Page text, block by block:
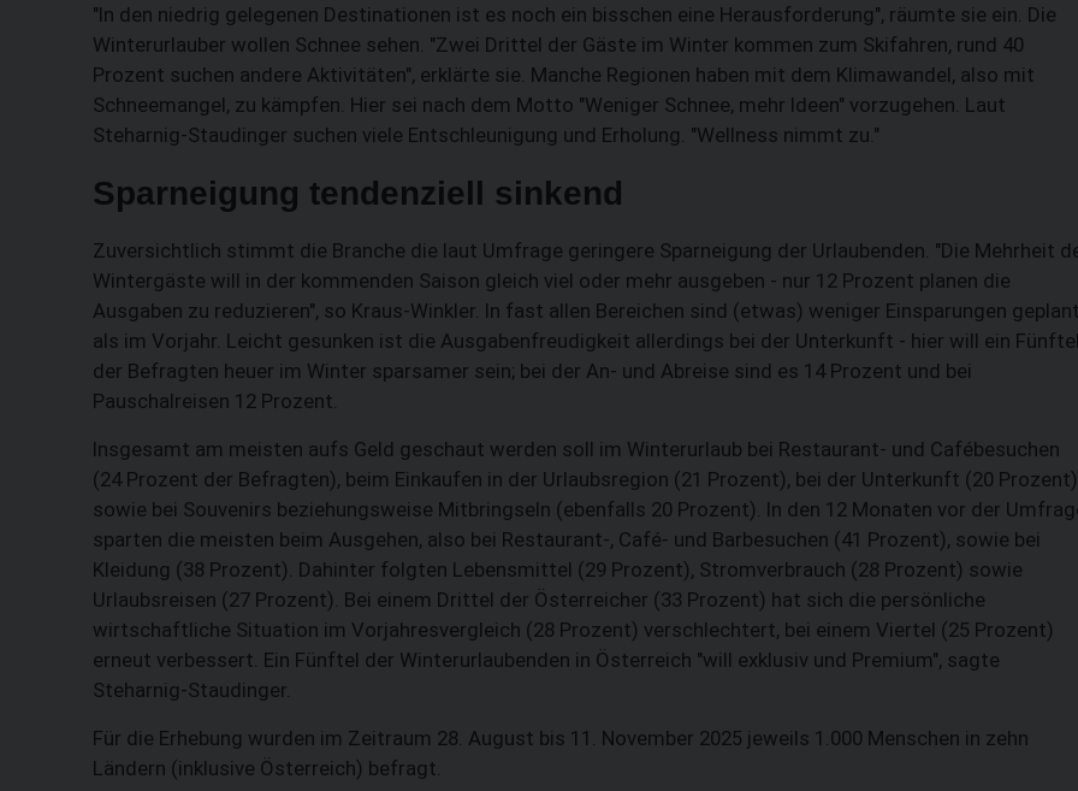
"In den niedrig gelegenen Destinationen ist es noch ein bisschen eine Herausforderung", räumte sie ein. Die
Winterurlauber wollen Schnee sehen. "Zwei Drittel der Gäste im Winter kommen zum Skifahren, rund 40
Prozent suchen andere Aktivitäten", erklärte sie. Manche Regionen haben mit dem Klimawandel, also mit
Schneemangel, zu kämpfen. Hier sei nach dem Motto "Weniger Schnee, mehr Ideen" vorzugehen. Laut
Steharnig-Staudinger suchen viele Entschleunigung und Erholung. "Wellness nimmt zu."
Sparneigung tendenziell sinkend
Zuversichtlich stimmt die Branche die laut Umfrage geringere Sparneigung der Urlaubenden. "Die Mehrheit
Wintergäste will in der kommenden Saison gleich viel oder mehr ausgeben - nur 12 Prozent planen die
Ausgaben zu reduzieren", so Kraus-Winkler. In fast allen Bereichen sind (etwas) weniger Einsparungen
als im Vorjahr. Leicht gesunken ist die Ausgabenfreudigkeit allerdings bei der Unterkunft - hier will ein
der Befragten heuer im Winter sparsamer sein; bei der An- und Abreise sind es 14 Prozent und bei
Pauschalreisen 12 Prozent.
Insgesamt am meisten aufs Geld geschaut werden soll im Winterurlaub bei Restaurant- und Cafébesuchen
(24 Prozent der Befragten), beim Einkaufen in der Urlaubsregion (21 Prozent), bei der Unterkunft (20 Prozent)
sowie bei Souvenirs beziehungsweise Mitbringseln (ebenfalls 20 Prozent). In den 12 Monaten vor der
sparten die meisten beim Ausgehen, also bei Restaurant-, Café- und Barbesuchen (41 Prozent), sowie bei
Kleidung (38 Prozent). Dahinter folgten Lebensmittel (29 Prozent), Stromverbrauch (28 Prozent) sowie
Urlaubsreisen (27 Prozent). Bei einem Drittel der Österreicher (33 Prozent) hat sich die persönliche
wirtschaftliche Situation im Vorjahresvergleich (28 Prozent) verschlechtert, bei einem Viertel (25 Prozent)
erneut verbessert. Ein Fünftel der Winterurlaubenden in Österreich "will exklusiv und Premium", sagte
Steharnig-Staudinger.
Für die Erhebung wurden im Zeitraum 28. August bis 11. November 2025 jeweils 1.000 Menschen in zehn
Ländern (inklusive Österreich) befragt.